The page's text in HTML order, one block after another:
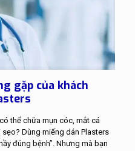
gặp của khách
thể chữa mụn cóc, mắt cá
Dùng miếng dán Plasters
đúng bệnh”. Nhưng mà bạn